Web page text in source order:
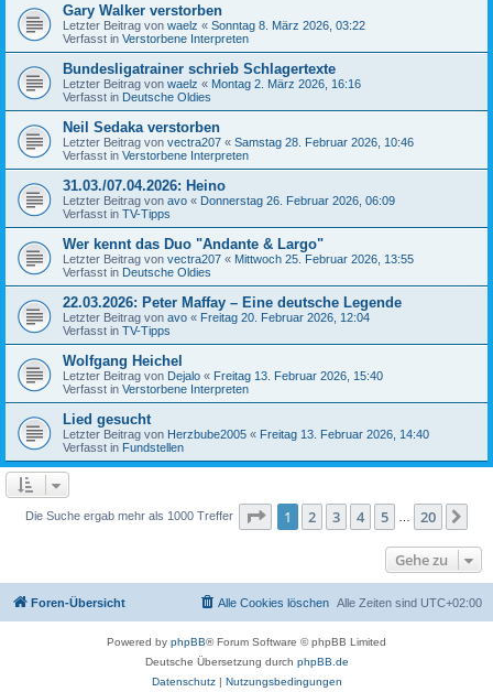
Gary Walker verstorben
Letzter Beitrag von waelz « Sonntag 8. März 2026, 03:22
Verfasst in Verstorbene Interpreten
Bundesligatrainer schrieb Schlagertexte
Letzter Beitrag von waelz « Montag 2. März 2026, 16:16
Verfasst in Deutsche Oldies
Neil Sedaka verstorben
Letzter Beitrag von vectra207 « Samstag 28. Februar 2026, 10:46
Verfasst in Verstorbene Interpreten
31.03./07.04.2026: Heino
Letzter Beitrag von avo « Donnerstag 26. Februar 2026, 06:09
Verfasst in TV-Tipps
Wer kennt das Duo "Andante & Largo"
Letzter Beitrag von vectra207 « Mittwoch 25. Februar 2026, 13:55
Verfasst in Deutsche Oldies
22.03.2026: Peter Maffay – Eine deutsche Legende
Letzter Beitrag von avo « Freitag 20. Februar 2026, 12:04
Verfasst in TV-Tipps
Wolfgang Heichel
Letzter Beitrag von Dejalo « Freitag 13. Februar 2026, 15:40
Verfasst in Verstorbene Interpreten
Lied gesucht
Letzter Beitrag von Herzbube2005 « Freitag 13. Februar 2026, 14:40
Verfasst in Fundstellen
Die Suche ergab mehr als 1000 Treffer Seite 1von 20
1 2 3 4 5 20
Gehe zu
Foren-Übersicht Alle Zeiten sind UTC+02:00
Alle Cookies löschen
Powered by phpBB® Forum Software © phpBB Limited
Deutsche Übersetzung durch phpBB.de
Datenschutz| Nutzungsbedingungen